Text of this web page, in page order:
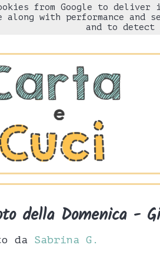
HOME Chi sono
della Domenica -
da Sabrina G.
from Google to
along with performance
and to detect